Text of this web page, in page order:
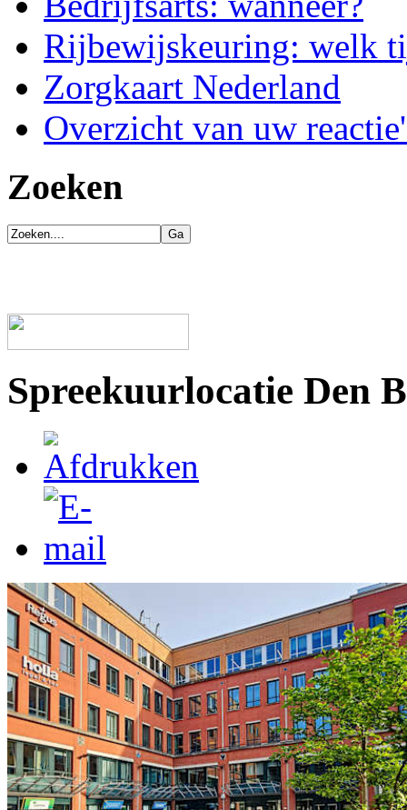
Rijbewijskeuring: welk
Zorgkaart Nederland
Overzicht van uw
Zoeken
Spreekuurlocatie Den